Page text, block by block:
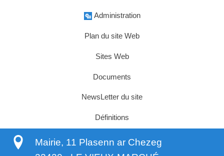
Administration
Plan du site Web
Sites Web
Documents
NewsLetter du site
Définitions
Mairie, 11 Plasenn ar Chezeg